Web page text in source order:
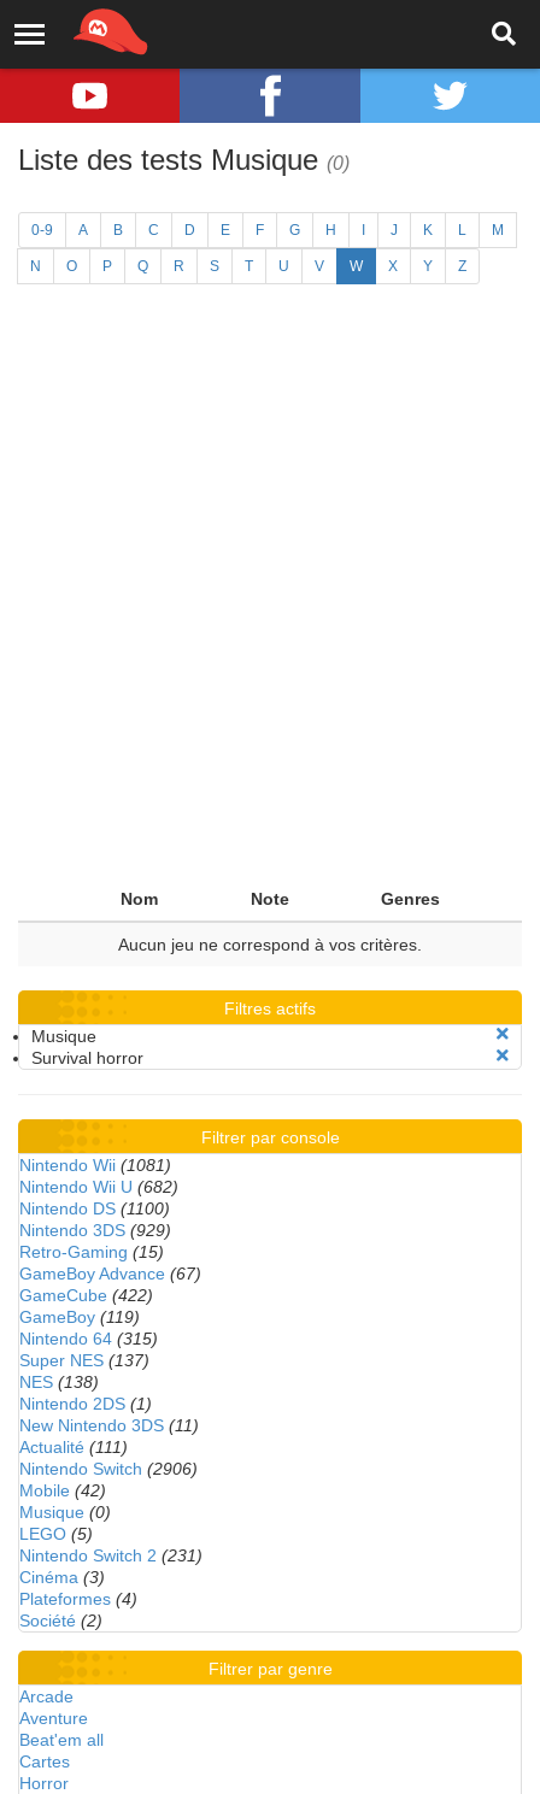
Liste des tests Musique (0)
0-9 A B C D E F G H J K L M
N O P Q R S T U V W X Y Z
Nom Note Genres
Aucun jeu ne correspond à vos critères.
Filtres actifs
Musique
Survival horror
Filtrer par console
Nintendo Wii (1081)
Nintendo Wii U (682)
Nintendo DS (1100)
Nintendo 3DS (929)
Retro-Gaming (15)
GameBoy Advance (67)
GameCube (422)
GameBoy (119)
Nintendo 64 (315)
Super NES (137)
NES (138)
Nintendo 2DS (1)
New Nintendo 3DS (11)
Actualité (111)
Nintendo Switch (2906)
Mobile (42)
Musique (0)
LEGO (5)
Nintendo Switch 2 (231)
Cinéma (3)
Plateformes (4)
Société (2)
Filtrer par genre
Arcade
Aventure
Beat'em all
Cartes
Horror